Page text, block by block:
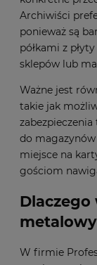
Archiwiści
ponieważ są
półkami z
sklepów lub
Ważne jest
takie jak
do magazynów
miejsce na
gościom
Dlaczego
W firmie